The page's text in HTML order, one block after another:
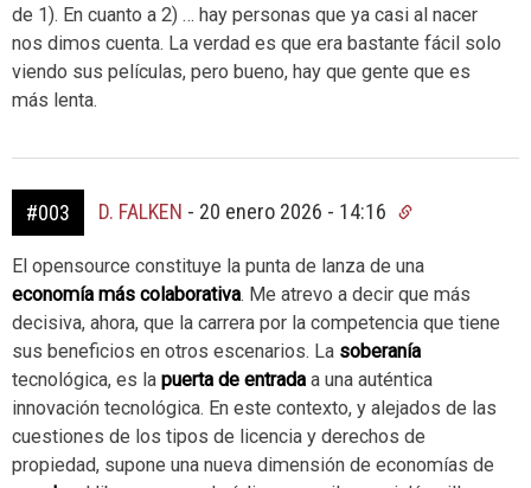
de 1). En cuanto a 2) … hay personas que ya casi al nacer
nos dimos cuenta. La verdad es que era bastante fácil solo
viendo sus películas, pero bueno, hay que gente que es
más lenta.
#003 D. FALKEN - 20 enero 2026 - 14:16
El opensource constituye la punta de lanza de una
economía más colaborativa. Me atrevo a decir que más
decisiva, ahora, que la carrera por la competencia que tiene
sus beneficios en otros escenarios. La soberanía
tecnológica, es la puerta de entrada a una auténtica
innovación tecnológica. En este contexto, y alejados de las
cuestiones de los tipos de licencia y derechos de
propiedad, supone una nueva dimensión de economías de